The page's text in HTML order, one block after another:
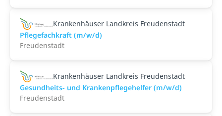
Krankenhäuser Landkreis Freudenstadt
Pflegefachkraft (m/w/d)
Freudenstadt
Krankenhäuser Landkreis Freudenstadt
Gesundheits- und Krankenpflegehelfer (m/w/d)
Freudenstadt